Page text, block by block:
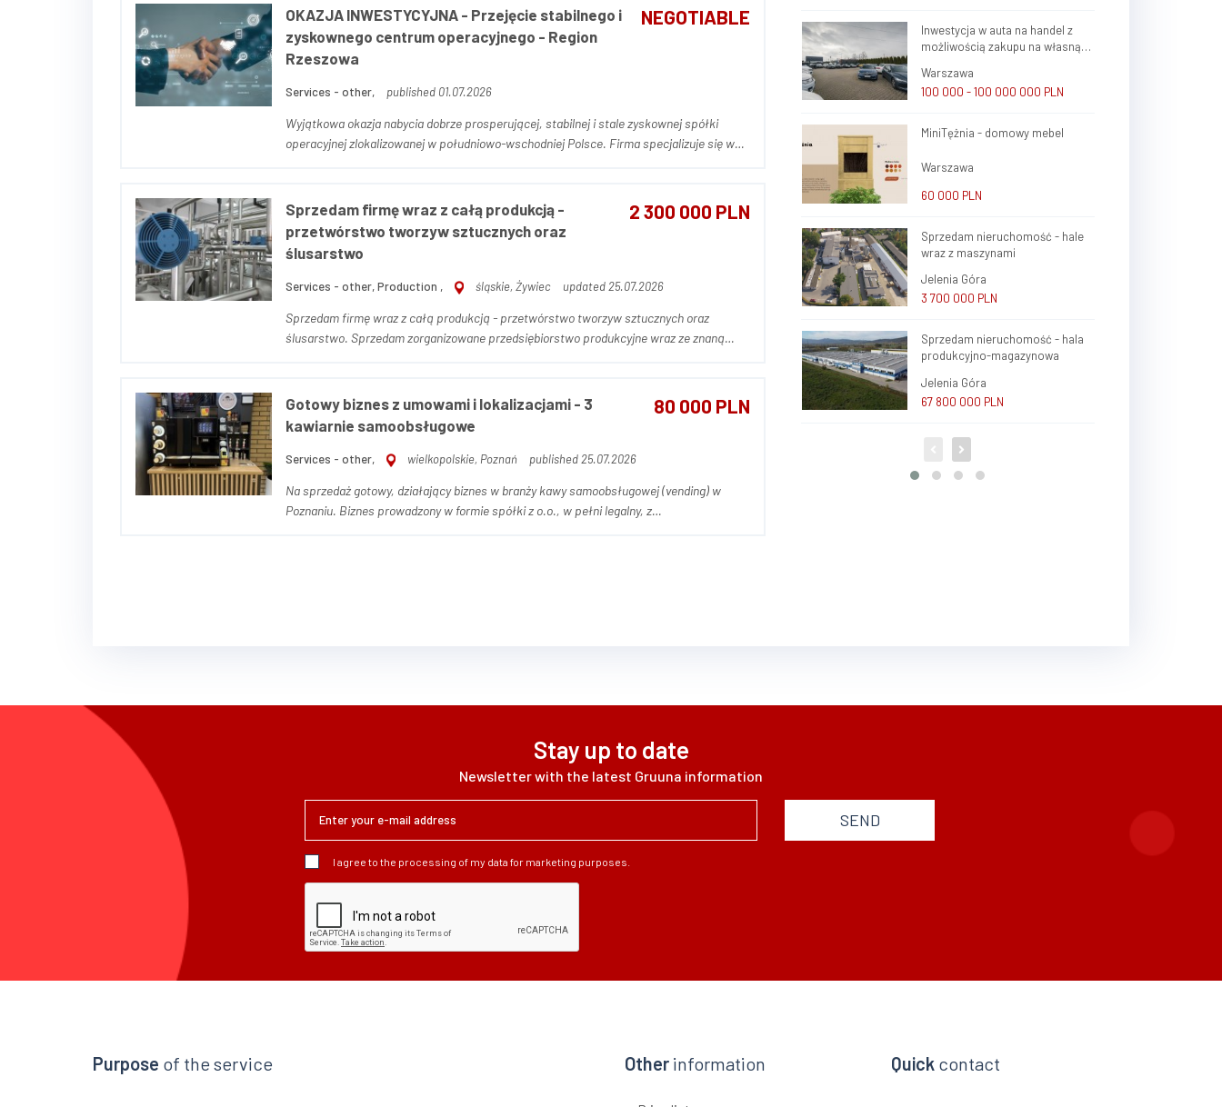
NEGOTIABLE
OKAZJA INWESTYCYJNA - Przejęcie stabilnego i
zyskownego centrum operacyjnego - Region
Rzeszowa
Services - other, published 01.07.2026
Wyjątkowa okazja nabycia dobrze prosperującej, stabilnej i stale zyskownej spółki
operacyjnej zlokalizowanej w południowo-wschodniej Polsce. Firma specjalizuje się w
2 300 000 PLN
Sprzedam firmę wraz z całą produkcją -
przetwórstwo tworzyw sztucznych oraz
ślusarstwo
Services - other, Production , śląskie, Żywiec updated 25.07.2026
Sprzedam firmę wraz z całą produkcją - przetwórstwo tworzyw sztucznych oraz
ślusarstwo. Sprzedam zorganizowane przedsiębiorstwo produkcyjne wraz ze znaną
80 000 PLN
Gotowy biznes z umowami i lokalizacjami - 3
kawiarnie samoobsługowe
Services - other, wielkopolskie, Poznań published 25.07.2026
Na sprzedaż gotowy, działający biznes w branży kawy samoobsługowej (vending) w
Poznaniu. Biznes prowadzony w formie spółki z o.o., w pełni legalny, z
Inwestycja w auta na handel z
możliwością zakupu na własną
zysku
Warszawa
100 000 - 100 000 000 PLN
MiniTężnia - domowy mebel
Warszawa
60 000 PLN
Sprzedam nieruchomość - hale
wraz z maszynami
Jelenia Góra
3 700 000 PLN
Sprzedam nieruchomość - hala
produkcyjno-magazynowa
Jelenia Góra
67 800 000 PLN
Stay up to date
Newsletter with the latest Gruuna information
SEND
I agree to the processing of my data for marketing purposes.
Purpose of the service Other information Quickcontact